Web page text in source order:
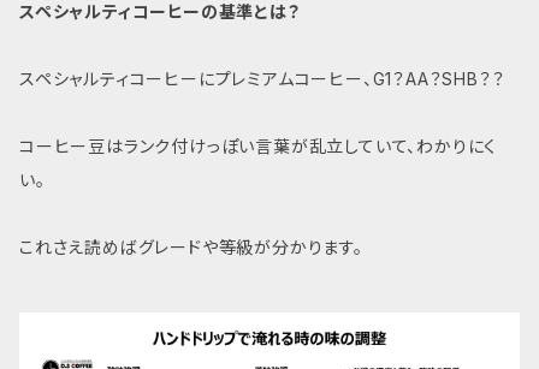
スペシャルティコーヒーの基準とは？
スペシャルティコーヒーにプレミアムコーヒー、G1？AA？SHB？？
コーヒー豆はランク付けっぽい言葉が乱立していて、わかりにく
い。
これさえ読めばグレードや等級が分かります。